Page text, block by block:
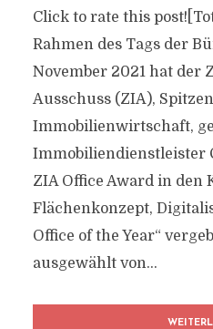
Click to rate this
Rahmen des Tags der
November 2021 hat der
Ausschuss (ZIA),
Immobilienwirtschaft,
Immobiliendienstleister
ZIA Office Award in den
Flächenkonzept,
Office of the Year“
ausgewählt von...